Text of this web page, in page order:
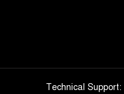
Technical Support: